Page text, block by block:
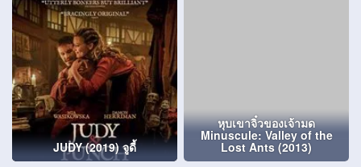
JUDY (2019) จูดี้
หุบเขาจิ๋วของเจ้ามด
Minuscule: Valley of the
Lost Ants (2013)